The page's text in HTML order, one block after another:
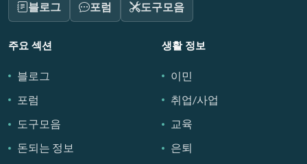
블로그 포럼 도구모음
주요 섹션
블로그
포럼
도구모음
돈되는 정보
생활 정보
이민
취업/사업
교육
은퇴